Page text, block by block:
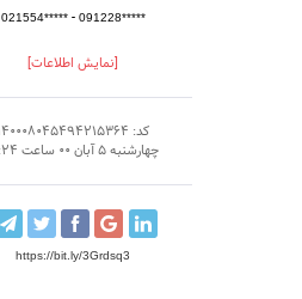
021554***** - 091228*****
[نمایش اطلاعات]
کد: 140008045494215364
چهارشنبه 5 آبان 00 ساعت 11:24
https://bit.ly/3Grdsq3